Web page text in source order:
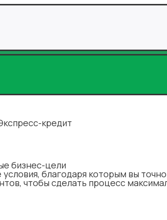
кредит
бизнес-цели
благодаря которым вы
чтобы сделать процесс